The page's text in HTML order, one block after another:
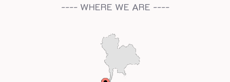
---- WHERE WE ARE ----